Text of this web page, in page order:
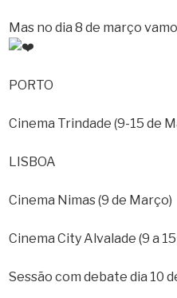
Mas no dia 8 de março
PORTO
Cinema Trindade (9-15 de
LISBOA
Cinema Nimas (9 de Março)
Cinema City Alvalade (9 a
Sessão com debate dia 10